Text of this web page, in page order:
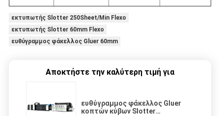
εκτυπωτής Slotter 250Sheet/Min Flexo
εκτυπωτής Slotter 60mm Flexo
ευθύγραμμος φάκελλος Gluer 60mm
Αποκτήστε την καλύτερη τιμή για
ευθύγραμμος φάκελλος Gluer
κοπτών κύβων Slotter